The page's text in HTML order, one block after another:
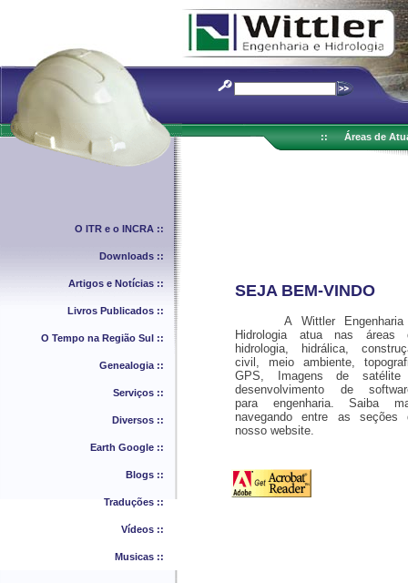
O ITR e o INCRA ::
Downloads ::
Artigos e Notícias ::
Livros Publicados ::
O Tempo na Região Sul ::
Genealogia ::
Serviços ::
Diversos ::
Earth Google ::
Blogs ::
Traduções ::
Vídeos ::
Musicas ::
:: Áreas de
SEJA BEM-VINDO
A Wittler
Hidrologia atua nas áreas
hidrologia, hidrálica,
civil, meio ambiente,
GPS, Imagens de
desenvolvimento de
para engenharia. Saiba
navegando entre as seções
nosso website.